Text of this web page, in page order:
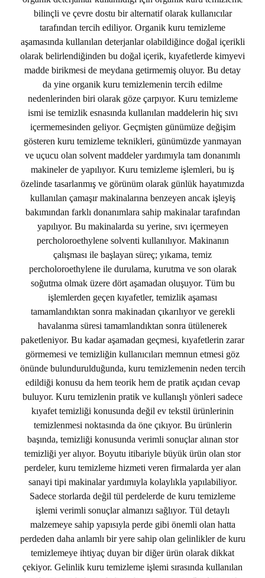
bilinçli ve çevre dostu bir alternatif olarak kullanıcılar
tarafından tercih ediliyor. Organik kuru temizleme
aşamasında kullanılan deterjanlar olabildiğince doğal içerikli
olarak belirlendiğinden bu doğal içerik, kıyafetlerde kimyevi
madde birikmesi de meydana getirmemiş oluyor. Bu detay
da yine organik kuru temizlemenin tercih edilme
nedenlerinden biri olarak göze çarpıyor. Kuru temizleme
ismi ise temizlik esnasında kullanılan maddelerin hiç sıvı
içermemesinden geliyor. Geçmişten günümüze değişim
gösteren kuru temizleme teknikleri, günümüzde yanmayan
ve uçucu olan solvent maddeler yardımıyla tam donanımlı
makineler de yapılıyor. Kuru temizleme işlemleri, bu iş
özelinde tasarlanmış ve görünüm olarak günlük hayatımızda
kullanılan çamaşır makinalarına benzeyen ancak işleyiş
bakımından farklı donanımlara sahip makinalar tarafından
yapılıyor. Bu makinalarda su yerine, sıvı içermeyen
percholoroethylene solventi kullanılıyor. Makinanın
çalışması ile başlayan süreç; yıkama, temiz
percholoroethylene ile durulama, kurutma ve son olarak
soğutma olmak üzere dört aşamadan oluşuyor. Tüm bu
işlemlerden geçen kıyafetler, temizlik aşaması
tamamlandıktan sonra makinadan çıkarılıyor ve gerekli
havalanma süresi tamamlandıktan sonra ütülenerek
paketleniyor. Bu kadar aşamadan geçmesi, kıyafetlerin zarar
görmemesi ve temizliğin kullanıcıları memnun etmesi göz
önünde bulundurulduğunda, kuru temizlemenin neden tercih
edildiği konusu da hem teorik hem de pratik açıdan cevap
buluyor. Kuru temizlenin pratik ve kullanışlı yönleri sadece
kıyafet temizliği konusunda değil ev tekstil ürünlerinin
temizlenmesi noktasında da öne çıkıyor. Bu ürünlerin
başında, temizliği konusunda verimli sonuçlar alınan stor
temizliği yer alıyor. Boyutu itibariyle büyük ürün olan stor
perdeler, kuru temizleme hizmeti veren firmalarda yer alan
sanayi tipi makinalar yardımıyla kolaylıkla yapılabiliyor.
Sadece storlarda değil tül perdelerde de kuru temizleme
işlemi verimli sonuçlar almanızı sağlıyor. Tül detaylı
malzemeye sahip yapısıyla perde gibi önemli olan hatta
perdeden daha anlamlı bir yere sahip olan gelinlikler de kuru
temizlemeye ihtiyaç duyan bir diğer ürün olarak dikkat
çekiyor. Gelinlik kuru temizleme işlemi sırasında kullanılan